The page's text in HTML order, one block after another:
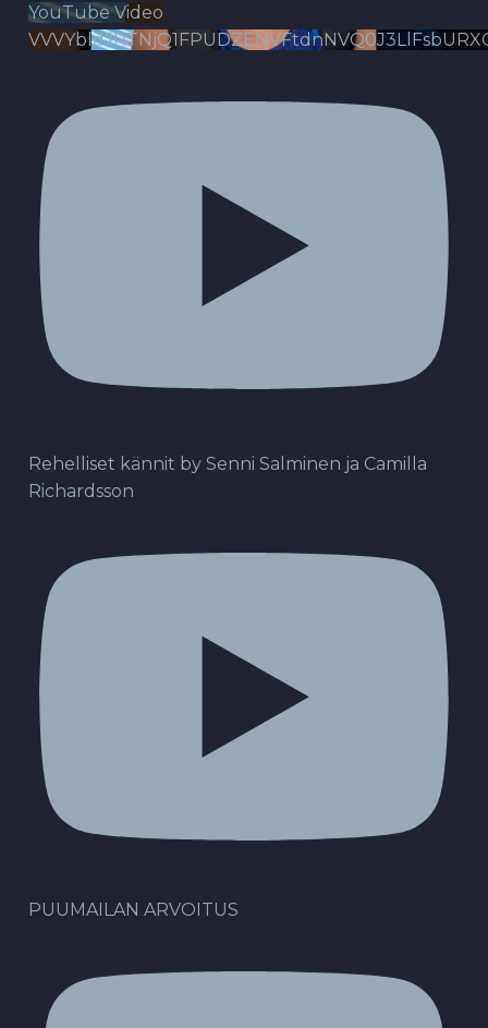
YouTube Video
Rehelliset kännit by Senni Salminen ja Camilla
Richardsson
PUUMAILAN ARVOITUS